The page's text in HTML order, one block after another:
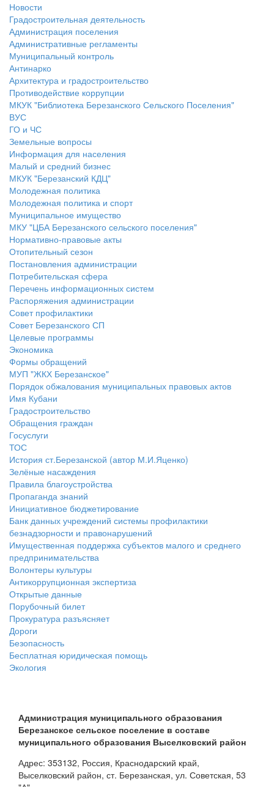
Новости
Градостроительная деятельность
Администрация поселения
Административные регламенты
Муниципальный контроль
Антинарко
Архитектура и градостроительство
Противодействие коррупции
МКУК "Библиотека Березанского Сельского Поселения"
ВУС
ГО и ЧС
Земельные вопросы
Информация для населения
Малый и средний бизнес
МКУК "Березанский КДЦ"
Молодежная политика
Молодежная политика и спорт
Муниципальное имущество
МКУ "ЦБА Березанского сельского поселения"
Нормативно-правовые акты
Отопительный сезон
Постановления администрации
Потребительская сфера
Перечень информационных систем
Распоряжения администрации
Совет профилактики
Совет Березанского СП
Целевые программы
Экономика
Формы обращений
МУП "ЖКХ Березанское"
Порядок обжалования муниципальных правовых актов
Имя Кубани
Градостроительство
Обращения граждан
Госуслуги
ТОС
История ст.Березанской (автор М.И.Яценко)
Зелёные насаждения
Правила благоустройства
Пропаганда знаний
Инициативное бюджетирование
Банк данных учреждений системы профилактики
безнадзорности и правонарушений
Имущественная поддержка субъектов малого и среднего
предпринимательства
Волонтеры культуры
Антикоррупционная экспертиза
Открытые данные
Порубочный билет
Прокуратура разъясняет
Дороги
Безопасность
Бесплатная юридическая помощь
Экология
Администрация муниципального образования
Березанское сельское поселение в составе
муниципального образования Выселковский район
Адрес: 353132, Россия, Краснодарский край,
Выселковский район, ст. Березанская, ул. Советская, 53